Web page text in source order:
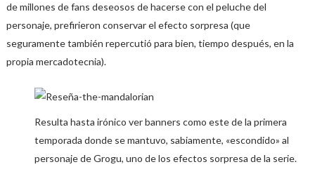
de millones de fans deseosos de hacerse con el peluche del
personaje, prefirieron conservar el efecto sorpresa (que
seguramente también repercutió para bien, tiempo después, en la
propia mercadotecnia).
Resulta hasta irónico ver banners como este de la primera
temporada donde se mantuvo, sabiamente, «escondido» al
personaje de Grogu, uno de los efectos sorpresa de la serie.